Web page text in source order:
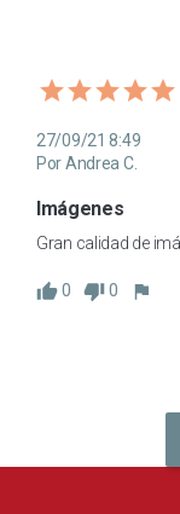
27/09/21 8:49
Por Andrea C.
Imágenes
Gran calidad de
0 0